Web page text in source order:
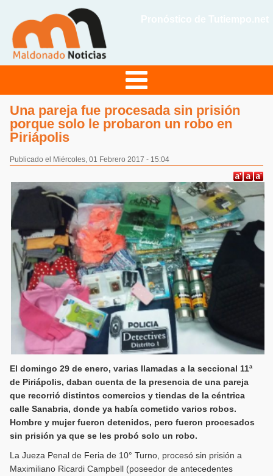
Una pareja fue procesada sin prisión
porque solo le probaron un robo en
Piriápolis
Publicado el Miércoles, 01 Febrero 2017 - 15:04
El domingo 29 de enero, varias llamadas a la seccional 11ª
de Piriápolis, daban cuenta de la presencia de una pareja
que recorrió distintos comercios y tiendas de la céntrica
calle Sanabria, donde ya había cometido varios robos.
Hombre y mujer fueron detenidos, pero fueron procesados
sin prisión ya que se les probó solo un robo.
La Jueza Penal de Feria de 10° Turno, procesó sin prisión a
Maximiliano Ricardi Campbell (poseedor de antecedentes